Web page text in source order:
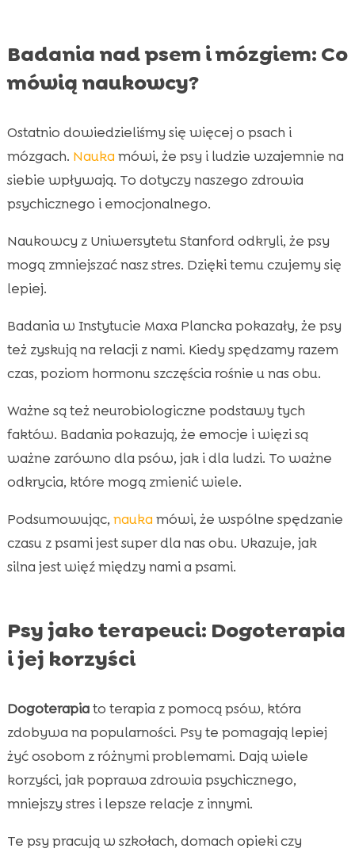
Badania nad psem i mózgiem: Co
mówią naukowcy?
Ostatnio dowiedzieliśmy się więcej o psach i
mózgach. Nauka mówi, że psy i ludzie wzajemnie na
siebie wpływają. To dotyczy naszego zdrowia
psychicznego i emocjonalnego.
Naukowcy z Uniwersytetu Stanford odkryli, że psy
mogą zmniejszać nasz stres. Dzięki temu czujemy się
lepiej.
Badania w Instytucie Maxa Plancka pokazały, że psy
też zyskują na relacji z nami. Kiedy spędzamy razem
czas, poziom hormonu szczęścia rośnie u nas obu.
Ważne są też neurobiologiczne podstawy tych
faktów. Badania pokazują, że emocje i więzi są
ważne zarówno dla psów, jak i dla ludzi. To ważne
odkrycia, które mogą zmienić wiele.
Podsumowując, nauka mówi, że wspólne spędzanie
czasu z psami jest super dla nas obu. Ukazuje, jak
silna jest więź między nami a psami.
Psy jako terapeuci: Dogoterapia
i jej korzyści
Dogoterapiato terapia z pomocą psów, która
zdobywa na popularności. Psy te pomagają lepiej
żyć osobom z różnymi problemami. Dają wiele
korzyści, jak poprawa zdrowia psychicznego,
mniejszy stres i lepsze relacje z innymi.
Te psy pracują w szkołach, domach opieki czy